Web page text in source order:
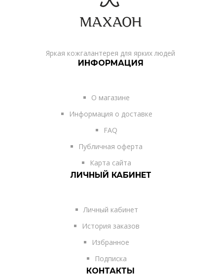
Яркая кожгалантерея для ярких людей
ИНФОРМАЦИЯ
О магазине
Информация о доставке
FAQ
Публичная оферта
Карта сайта
ЛИЧНЫЙ КАБИНЕТ
Личный кабинет
История заказов
Избранное
Подписка
КОНТАКТЫ